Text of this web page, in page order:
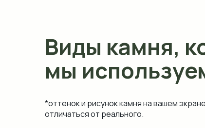
Виды камня,
мы
*оттенок и рисунок камня на вашем
отличаться от реального.